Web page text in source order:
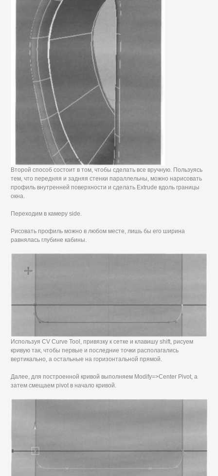
Второй способ состоит в том, чтобы сделать все вручную. Пользуясь
тем, что передняя и задняя стенки параллельны, можно нарисовать
профиль внутренней поверхности и сделать Extrude вдоль границы
окна.
Переходим в камеру side.
Рисовать профиль можно в любом месте, лишь бы его ширина
равнялась глубине кабины.
Используя CV Curve Tool, привязку к сетке и клавишу shift, рисуем
кривую так, чтобы первые и последние точки располагались
вертикально, а остальные на горизонтальной прямой.
Далее, для построенной кривой выполняем Modify=>Center Pivot, а
затем смещаем pivot в начало кривой.